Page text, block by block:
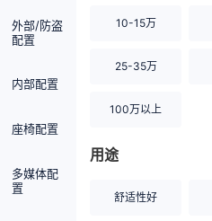
外部/防盗
配置
内部配置
座椅配置
多媒体配
置
10-15万
25-35万
100万以上
用途
舒适性好